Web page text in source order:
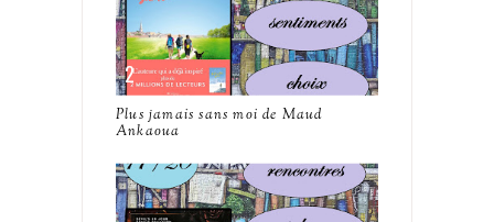
Plus jamais sans moi de Maud
Ankaoua